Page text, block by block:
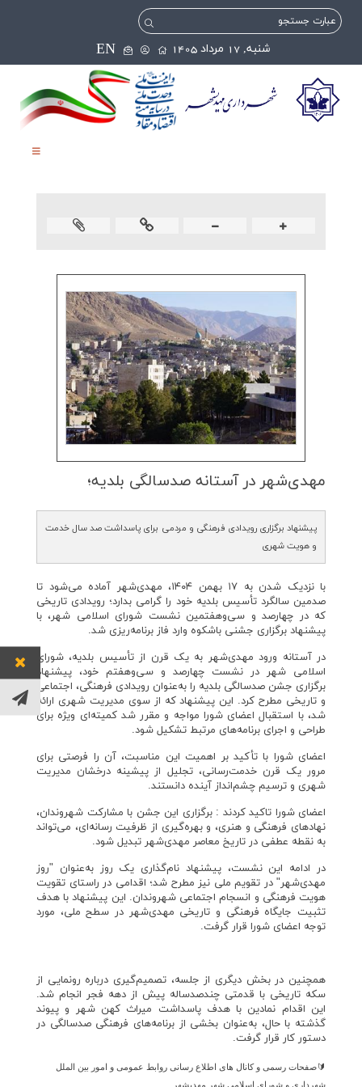
شنبه, 17 مرداد 1405 EN
مهدی‌شهر در آستانه صدسالگی بلدیه؛
پیشنهاد برگزاری رویدادی فرهنگی و مردمی برای پاسداشت صد سال خدمت
و هویت شهری
با نزدیک شدن به ۱۷ بهمن ۱۴۰۴، مهدی‌شهر آماده می‌شود تا
صدمین سالگرد تأسیس بلدیه خود را گرامی بدارد؛ رویدادی تاریخی
که در چهارصد و سی‌وهفتمین نشست شورای اسلامی شهر، با
پیشنهاد برگزاری جشنی باشکوه وارد فاز برنامه‌ریزی شد.
در آستانه ورود مهدی‌شهر به یک قرن از تأسیس بلدیه، شورای
اسلامی شهر در نشست چهارصد و سی‌وهفتم خود، پیشنهاد
برگزاری جشن صدسالگی بلدیه را به‌عنوان رویدادی فرهنگی، اجتماعی
و تاریخی مطرح کرد. این پیشنهاد که از سوی مدیریت شهری ارائه
شد، با استقبال اعضای شورا مواجه و مقرر شد کمیته‌ای ویژه برای
طراحی و اجرای برنامه‌های مرتبط تشکیل شود.
اعضای شورا با تأکید بر اهمیت این مناسبت، آن را فرصتی برای
مرور یک قرن خدمت‌رسانی، تجلیل از پیشینه درخشان مدیریت
شهری و ترسیم چشم‌انداز آینده دانستند.
اعضای شورا تاکید کردند : برگزاری این جشن با مشارکت شهروندان،
نهادهای فرهنگی و هنری، و بهره‌گیری از ظرفیت رسانه‌ای، می‌تواند
به نقطه عطفی در تاریخ معاصر مهدی‌شهر تبدیل شود.
در ادامه این نشست، پیشنهاد نام‌گذاری یک روز به‌عنوان "روز
مهدی‌شهر" در تقویم ملی نیز مطرح شد؛ اقدامی در راستای تقویت
هویت فرهنگی و انسجام اجتماعی شهروندان. این پیشنهاد با هدف
تثبیت جایگاه فرهنگی و تاریخی مهدی‌شهر در سطح ملی، مورد
توجه اعضای شورا قرار گرفت.
همچنین در بخش دیگری از جلسه، تصمیم‌گیری درباره رونمایی از
سکه تاریخی با قدمتی چندصدساله پیش از دهه فجر انجام شد.
این اقدام نمادین با هدف پاسداشت میراث کهن شهر و پیوند
گذشته با حال، به‌عنوان بخشی از برنامه‌های فرهنگی صدسالگی در
دستور کار قرار گرفت.
🔰صفحات رسمی و کانال های اطلاع رسانی روابط عمومی و امور بین الملل
شهرداری و شورای اسلامی شهر مهدیشهر